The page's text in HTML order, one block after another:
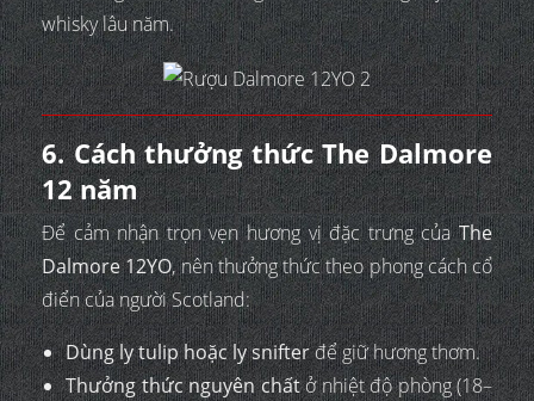
whisky lâu năm.
6. Cách thưởng thức The Dalmore
12 năm
Để cảm nhận trọn vẹn hương vị đặc trưng củaThe
Dalmore 12YO, nên thưởng thức theo phong cách cổ
điển của người Scotland:
Dùng ly tulip hoặc ly snifterđể giữ hương thơm.
Thưởng thức nguyên chấtở nhiệt độ phòng (18–